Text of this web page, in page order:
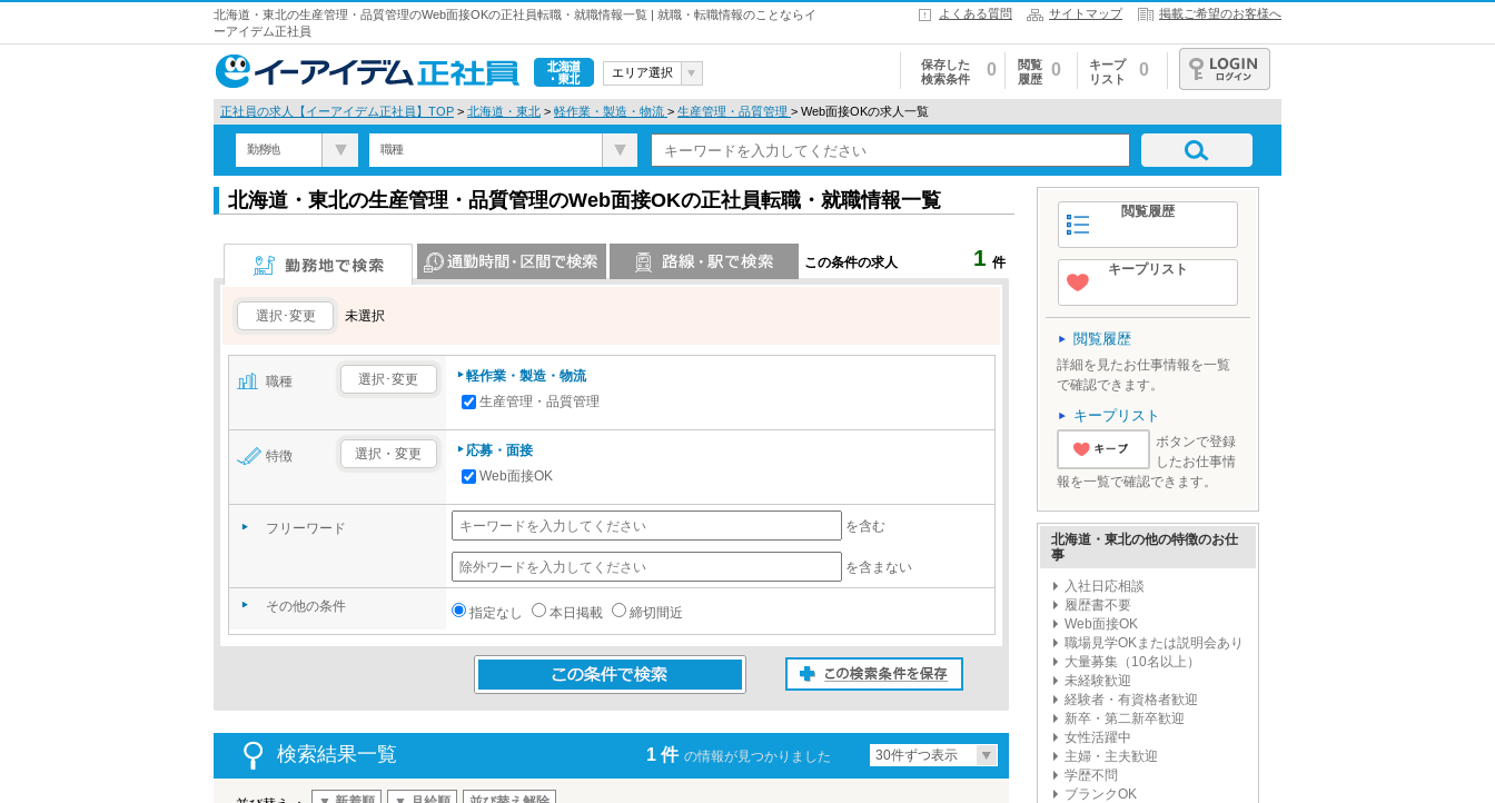
北海道・東北の生産管理・品質管理のWeb面接OKの正社員転職・就職情報一覧 | 就職・転職情報のことならイ
ーアイデム正社員
よくある質問 サイトマップ 掲載ご希望のお客様へ
北海道・東
北
エリア選択
保存した
検索条件
0
閲覧
履歴
0
キープ
リスト
0
ログイン
正社員の求人【イーアイデム正社員】TOP > 北海道・東北 > 軽作業・製造・物流 > 生産管理・品質管理 > Web面接OKの求人一覧
勤務地 職種
北海道・東北の生産管理・品質管理のWeb面接OKの正社員転職・就職情報一覧
この条件の求人 1 件
選択･変更
未選択
職種 選択･変更
軽作業・製造・物流
生産管理・品質管理
特徴 選択・変更
応募・面接
Web面接OK
フリーワード を含む
を含まない
その他の条件 指定なし 本日掲載 締切間近
検索結果一覧 1 件 の情報が見つかりました 30件ずつ表示
閲覧履歴
キープリスト
閲覧履歴
詳細を見たお仕事情報を一覧
で確認できます。
キープリスト
'とりあえずキ
ボタンで登録
したお仕事情
報を一覧で確認できます。
北海道・東北の他の特徴のお仕
事
入社日応相談
履歴書不要
Web面接OK
職場見学OKまたは説明会あり
大量募集（10名以上）
未経験歓迎
経験者・有資格者歓迎
新卒・第二新卒歓迎
女性活躍中
主婦・主夫歓迎
学歴不問
ブランクOK